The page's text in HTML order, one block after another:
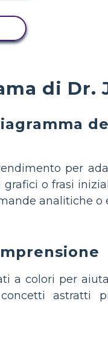
di Dr.
per
grafici o frasi
analitiche o
a colori per
astratti